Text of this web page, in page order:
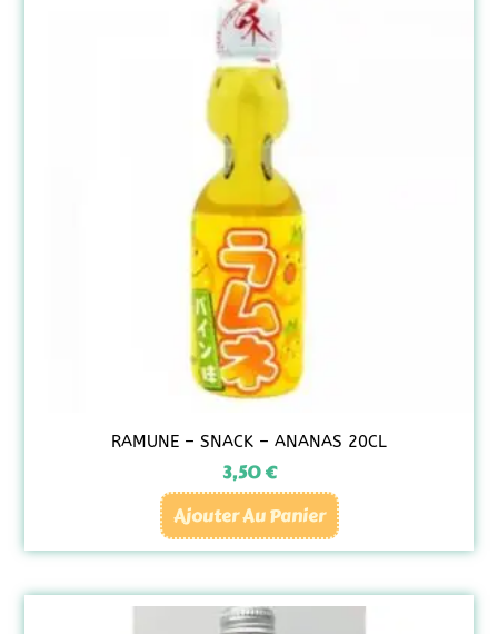
RAMUNE – SNACK – ANANAS 20CL
3,50€
Ajouter Au Panier